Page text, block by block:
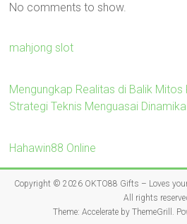
No comments to show.
mahjong slot
Mengungkap Realitas di Balik
Strategi Teknis Menguasai
Hahawin88 Online
Copyright © 2026 OKTO88 Gifts – Loves
All rights
Theme: Accelerateby ThemeGrill.